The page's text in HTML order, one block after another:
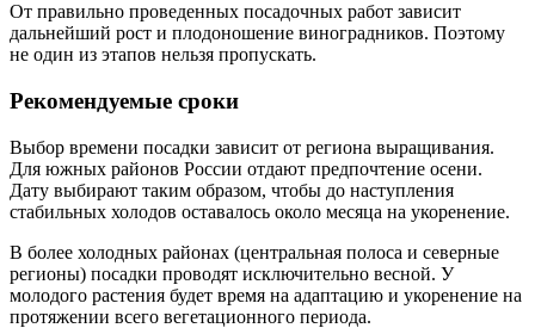
От правильно проведенных посадочных работ зависит
дальнейший рост и плодоношение виноградников. Поэтому
не один из этапов нельзя пропускать.
Рекомендуемые сроки
Выбор времени посадки зависит от региона выращивания.
Для южных районов России отдают предпочтение осени.
Дату выбирают таким образом, чтобы до наступления
стабильных холодов оставалось около месяца на укоренение.
В более холодных районах (центральная полоса и северные
регионы) посадки проводят исключительно весной. У
молодого растения будет время на адаптацию и укоренение на
протяжении всего вегетационного периода.